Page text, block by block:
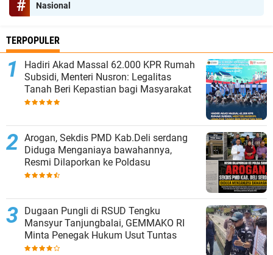
Nasional
TERPOPULER
Hadiri Akad Massal 62.000 KPR Rumah
Subsidi, Menteri Nusron: Legalitas
Tanah Beri Kepastian bagi Masyarakat
‎Arogan, Sekdis PMD Kab.Deli serdang
Diduga Menganiaya bawahannya,
Resmi Dilaporkan ke Poldasu
Dugaan Pungli di RSUD Tengku
Mansyur Tanjungbalai, GEMMAKO RI
Minta Penegak Hukum Usut Tuntas